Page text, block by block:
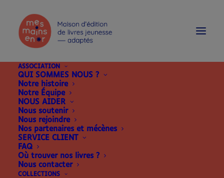
ASSOCIATION
QUI SOMMES NOUS ?
Notre histoire
Notre Équipe
NOUS AIDER
Nous soutenir
Nous rejoindre
Nos partenaires et mécènes
SERVICE CLIENT
FAQ
Où trouver nos livres ?
Nous contacter
COLLECTIONS